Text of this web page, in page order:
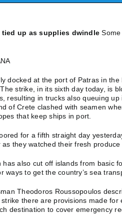
tied up as supplies dwindle
docked at the port of Patras in
strike, in its sixth day today, is
resulting in trucks also queuing up
of Crete clashed with seamen
that keep ships in port.
for a fifth straight day
they watched their fresh
has also cut off islands from basic
ways to get the country’s sea
Theodoros Roussopoulos
there are provisions made for
destination to cover emergency